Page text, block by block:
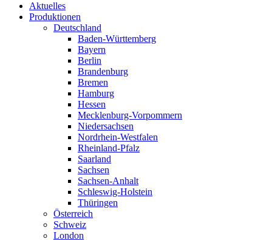
Aktuelles
Produktionen
Deutschland
Baden-Württemberg
Bayern
Berlin
Brandenburg
Bremen
Hamburg
Hessen
Mecklenburg-Vorpommern
Niedersachsen
Nordrhein-Westfalen
Rheinland-Pfalz
Saarland
Sachsen
Sachsen-Anhalt
Schleswig-Holstein
Thüringen
Österreich
Schweiz
London